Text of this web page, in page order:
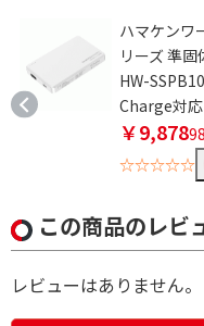
ハマケンワ
リーズ 準
HW-
Charge対
￥9,878
☆☆☆☆☆
この商品のレビ
レビューはありません。